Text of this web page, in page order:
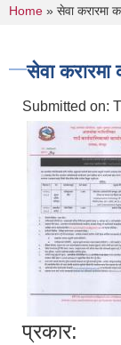
You are
Home » सेवा करारमा
सेवा करारमा
Submitted on:
प्रकार: